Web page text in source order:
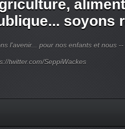
soyons
l'avenir... pour nos enfants et nous
twitter.com/SeppiWackes